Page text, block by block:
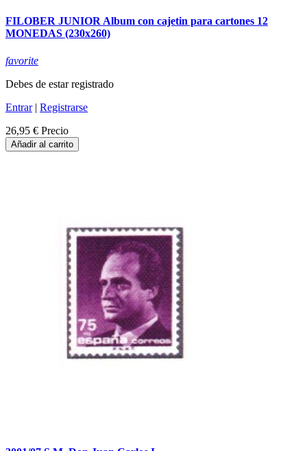
FILOBER JUNIOR Album con cajetin para cartones 12
MONEDAS (230x260)
favorite
Debes de estar registrado
Entrar| Registrarse
26,95 € Precio
Añadir al carrito